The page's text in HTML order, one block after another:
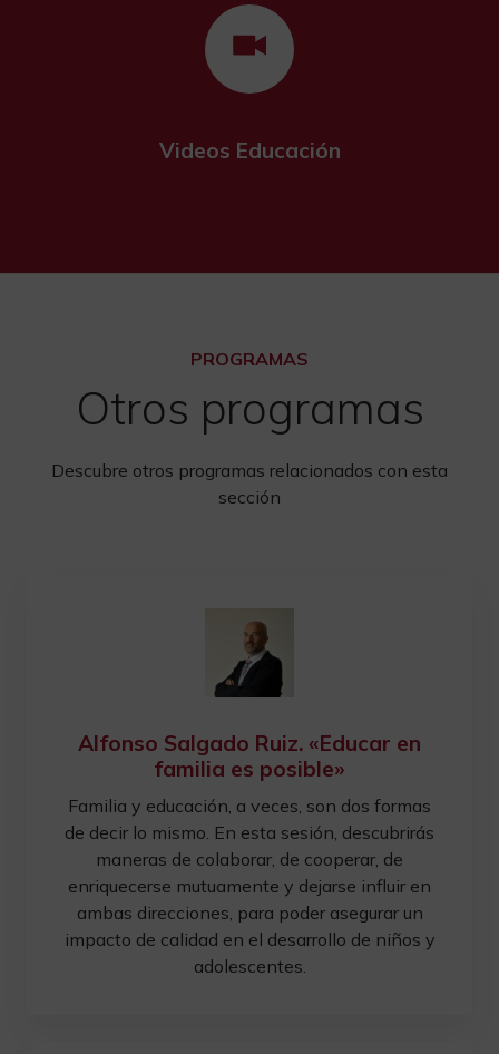
Videos Educación
PROGRAMAS
Otros programas
Descubre otros programas relacionados con esta
sección
Alfonso Salgado Ruiz. «Educar en
familia es posible»
Familia y educación, a veces, son dos formas
de decir lo mismo. En esta sesión, descubrirás
maneras de colaborar, de cooperar, de
enriquecerse mutuamente y dejarse influir en
ambas direcciones, para poder asegurar un
impacto de calidad en el desarrollo de niños y
adolescentes.